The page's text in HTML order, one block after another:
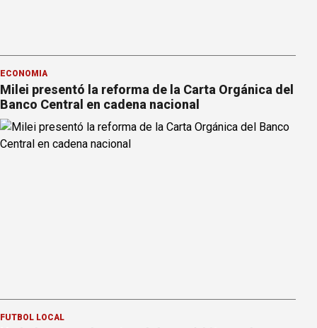
ECONOMÍA
Milei presentó la reforma de la Carta Orgánica del
Banco Central en cadena nacional
FÚTBOL LOCAL